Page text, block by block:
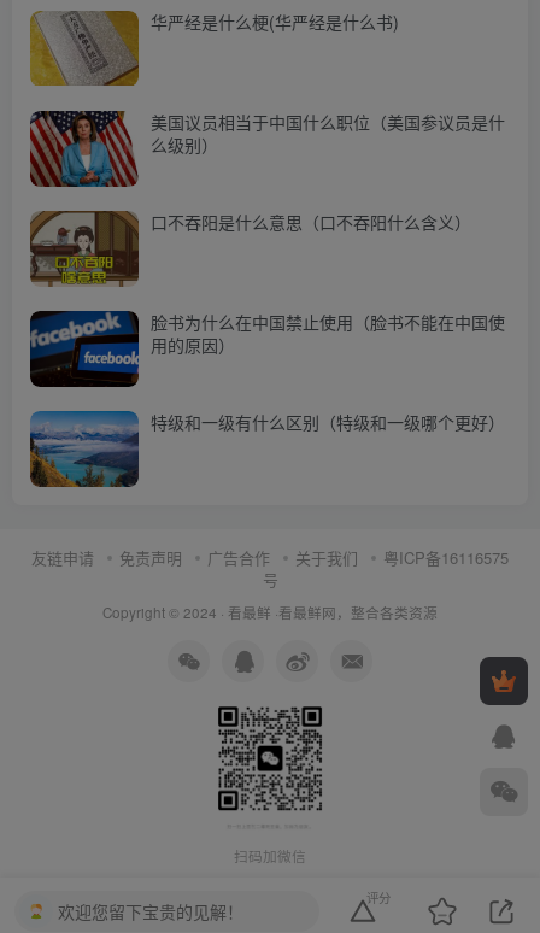
华严经是什么梗(华严经是什么书)
美国议员相当于中国什么职位（美国参议员是什
么级别）
口不吞阳是什么意思（口不吞阳什么含义）
脸书为什么在中国禁止使用（脸书不能在中国使
用的原因）
特级和一级有什么区别（特级和一级哪个更好）
友链申请 免责声明 广告合作 关于我们
粤ICP备16116575
号
Copyright © 2024 · 看最鲜 ·看最鲜网，整合各类资源
扫码加微信
欢迎您留下宝贵的见解！
评分